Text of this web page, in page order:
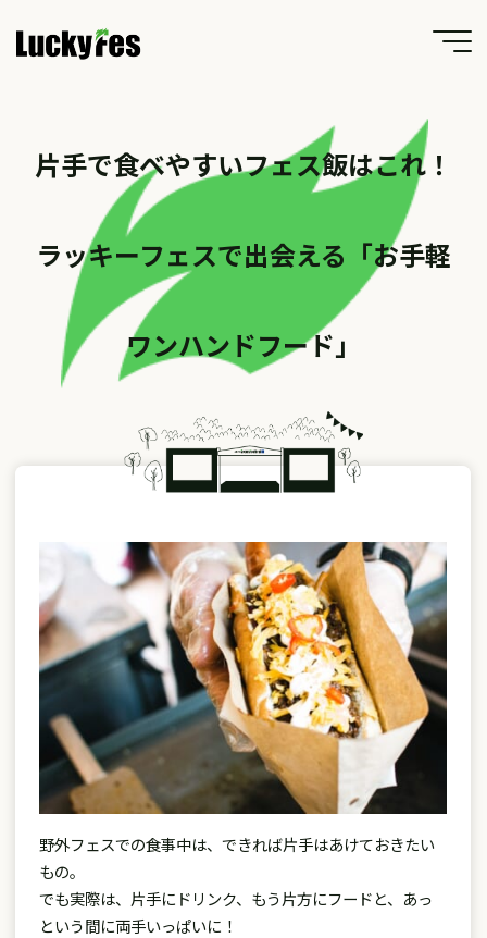
片手で食べやすいフェス飯はこれ！
ラッキーフェスで出会える「お手軽
ワンハンドフード」
野外フェスでの食事中は、できれば片手はあけておきたい
もの。
でも実際は、片手にドリンク、もう片方にフードと、あっ
という間に両手いっぱいに！